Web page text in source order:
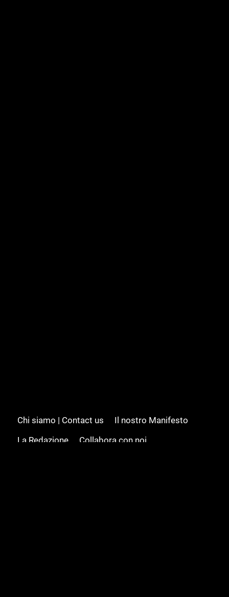
Chi siamo | Contact us
Il nostro Manifesto
La Redazione
Collabora con noi